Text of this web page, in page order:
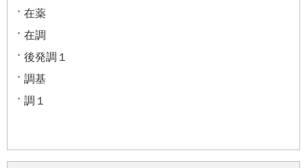
在薬
在調
後発調１
調基
調１